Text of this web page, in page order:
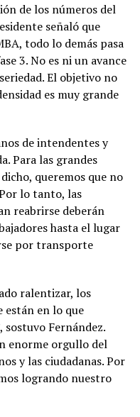
de los números del
señaló que
todo lo demás pasa
3. No es ni un avance
El objetivo no
es muy grande
de intendentes y
Para las grandes
queremos que no
lo tanto, las
reabrirse deberán
hasta el lugar
por transporte
ralentizar, los
en lo que
sostuvo Fernández.
enorme orgullo del
y las ciudadanas. Por
logrando nuestro